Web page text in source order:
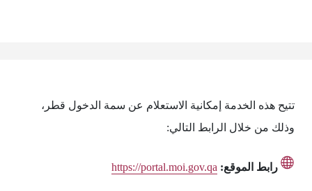
تتيح هذه الخدمة إمكانية الاستعلام عن سمة الدخول قطر،
وذلك من خلال الرابط التالي:
رابط الموقع: https://portal.moi.gov.qa